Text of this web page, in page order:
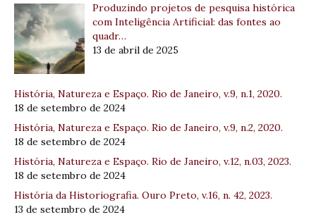
Produzindo projetos de pesquisa histórica
com Inteligência Artificial: das fontes ao
quadr…
13 de abril de 2025
História, Natureza e Espaço. Rio de Janeiro, v.9, n.1, 2020.
18 de setembro de 2024
História, Natureza e Espaço. Rio de Janeiro, v.9, n.2, 2020.
18 de setembro de 2024
História, Natureza e Espaço. Rio de Janeiro, v.12, n.03, 2023.
18 de setembro de 2024
História da Historiografia. Ouro Preto, v.16, n. 42, 2023.
13 de setembro de 2024